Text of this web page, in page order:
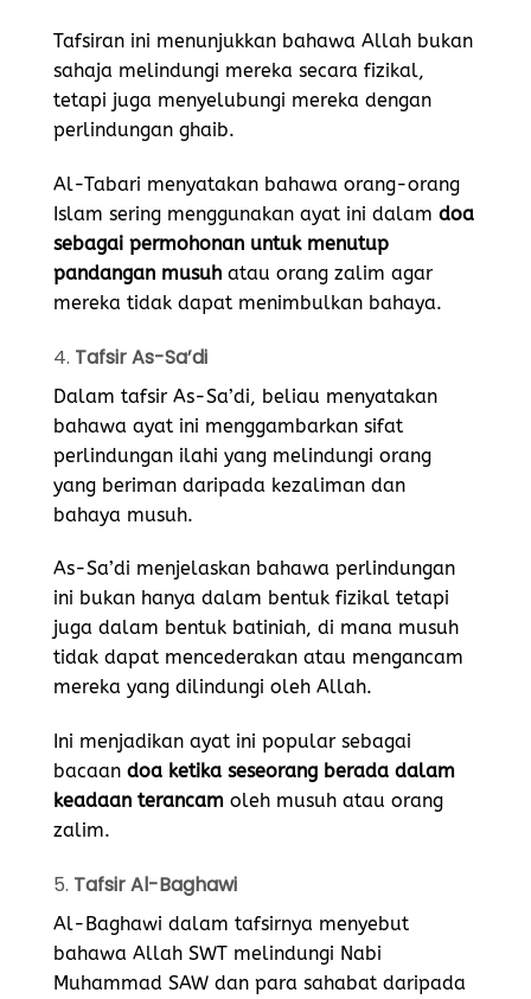
Tafsiran ini menunjukkan bahawa Allah bukan
sahaja melindungi mereka secara fizikal,
tetapi juga menyelubungi mereka dengan
perlindungan ghaib.
Al-Tabari menyatakan bahawa orang-orang
Islam sering menggunakan ayat ini dalam doa
sebagai permohonan untuk menutup
pandangan musuh atau orang zalim agar
mereka tidak dapat menimbulkan bahaya.
4. Tafsir As-Sa’di
Dalam tafsir As-Sa’di, beliau menyatakan
bahawa ayat ini menggambarkan sifat
perlindungan ilahi yang melindungi orang
yang beriman daripada kezaliman dan
bahaya musuh.
As-Sa’di menjelaskan bahawa perlindungan
ini bukan hanya dalam bentuk fizikal tetapi
juga dalam bentuk batiniah, di mana musuh
tidak dapat mencederakan atau mengancam
mereka yang dilindungi oleh Allah.
Ini menjadikan ayat ini popular sebagai
bacaan doa ketika seseorang berada dalam
keadaan terancam oleh musuh atau orang
zalim.
5. Tafsir Al-Baghawi
Al-Baghawi dalam tafsirnya menyebut
bahawa Allah SWT melindungi Nabi
Muhammad SAW dan para sahabat daripada